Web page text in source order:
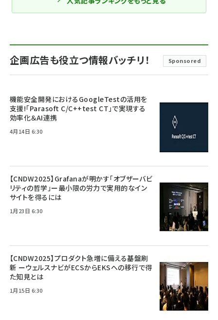
企画広告も役立つ情報バッチリ！ Sponsored
機能安全開発におけるGoogleTestの活用を
支援!「Parasoft C/C++test CT」で実現する
効率化＆AI連携
4月14日 6:30
【CNDW2025】Grafanaが明かす「オブザーバビ
リティの哲学」ー最小限の労力で実用的なイン
サイトを得るには
1月23日 6:30
【CNDW2025】プロダクト急増に備える基盤刷
新 ーウェルスナビがECSからEKSへの移行で得
た知見とは
1月15日 6:30